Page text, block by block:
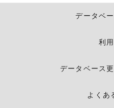
データベ
利
データベース
よくあ